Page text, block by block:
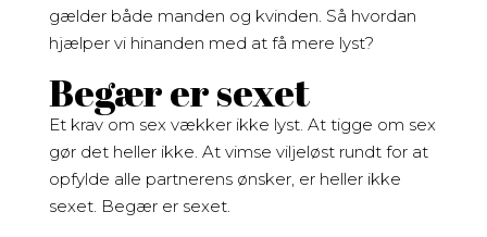
gælder både manden og kvinden. Så hvordan
hjælper vi hinanden med at få mere lyst?
Begær er sexet
Et krav om sex vækker ikke lyst. At tigge om sex
gør det heller ikke. At vimse viljeløst rundt for at
opfylde alle partnerens ønsker, er heller ikke
sexet. Begær er sexet.